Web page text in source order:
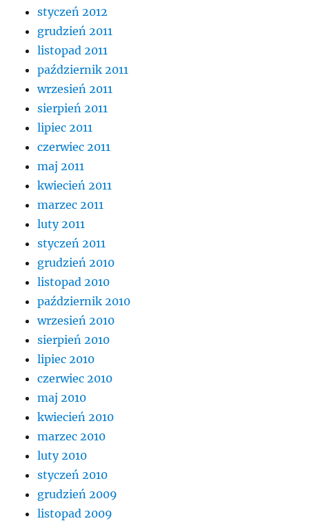
styczeń 2012
grudzień 2011
listopad 2011
październik 2011
wrzesień 2011
sierpień 2011
lipiec 2011
czerwiec 2011
maj 2011
kwiecień 2011
marzec 2011
luty 2011
styczeń 2011
grudzień 2010
listopad 2010
październik 2010
wrzesień 2010
sierpień 2010
lipiec 2010
czerwiec 2010
maj 2010
kwiecień 2010
marzec 2010
luty 2010
styczeń 2010
grudzień 2009
listopad 2009